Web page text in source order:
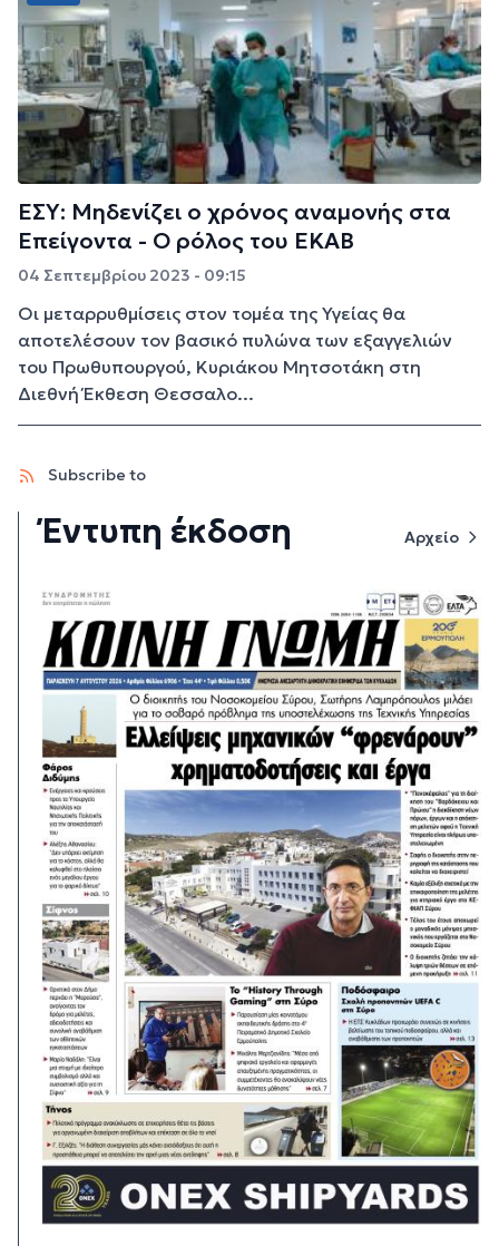
ΕΣΥ: Μηδενίζει ο χρόνος αναμονής στα
Επείγοντα - Ο ρόλος του ΕΚΑΒ
04 Σεπτεμβρίου 2023 - 09:15
Οι μεταρρυθμίσεις στον τομέα της Υγείας θα
αποτελέσουν τον βασικό πυλώνα των εξαγγελιών
του Πρωθυπουργού, Κυριάκου Μητσοτάκη στη
Διεθνή Έκθεση Θεσσαλο...
Subscribe to
Έντυπη έκδοση Αρχείο